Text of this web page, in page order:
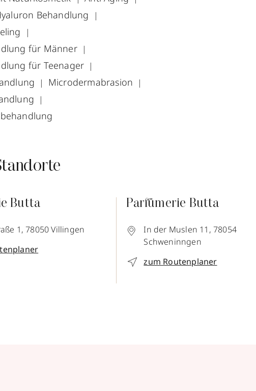
Behandlung
für Männer
für Teenager
Microdermabrasion
Butta
1, 78050 Villingen
Parfümerie Butta
In der Muslen 11, 78054
Schweninngen
zum Routenplaner